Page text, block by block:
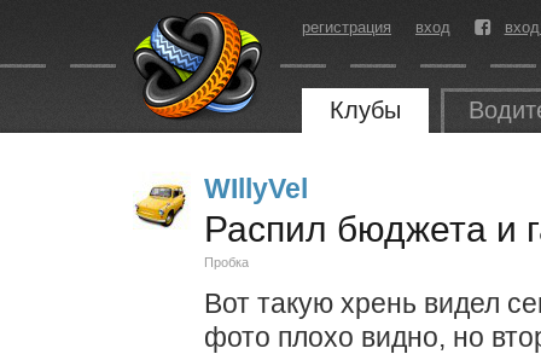
регистрация вход
Клубы
WIllyVel
Распил бюджета и
Пробка
Вот такую хрень видел
фото плохо видно, но